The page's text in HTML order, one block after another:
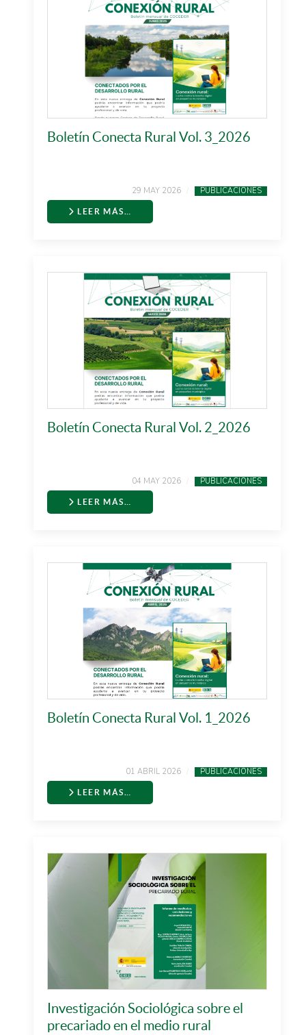
Boletín Conecta Rural Vol. 3_2026
29 MAY 2026 PUBLICACIONES
LEER MÁS…
Boletín Conecta Rural Vol. 2_2026
04 MAY 2026 PUBLICACIONES
LEER MÁS…
Boletín Conecta Rural Vol. 1_2026
01 ABRIL 2026 PUBLICACIONES
LEER MÁS…
Investigación Sociológica sobre el
precariado en el medio rural